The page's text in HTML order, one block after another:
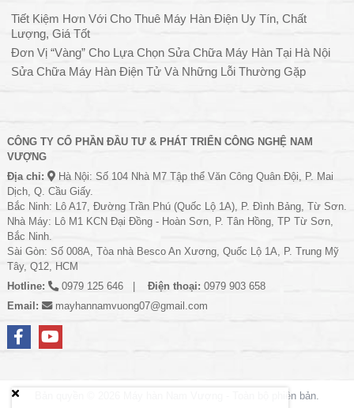
Tiết Kiệm Hơn Với Cho Thuê Máy Hàn Điện Uy Tín, Chất
Lượng, Giá Tốt
Đơn Vị “Vàng” Cho Lựa Chọn Sửa Chữa Máy Hàn Tại Hà Nội
Sửa Chữa Máy Hàn Điện Tử Và Những Lỗi Thường Gặp
CÔNG TY CỔ PHẦN ĐẦU TƯ & PHÁT TRIỂN CÔNG NGHỆ NAM
VƯỢNG
Địa chỉ:
Hà Nội: Số 104 Nhà M7 Tập thể Văn Công Quân Đội, P. Mai
Dịch, Q. Cầu Giấy.
Bắc Ninh: Lô A17, Đường Trần Phú (Quốc Lộ 1A), P. Đình Bảng, Từ Sơn.
Nhà Máy: Lô M1 KCN Đại Đồng - Hoàn Sơn, P. Tân Hồng, TP Từ Sơn,
Bắc Ninh.
Sài Gòn: Số 008A, Tòa nhà Besco An Xương, Quốc Lộ 1A, P. Trung Mỹ
Tây, Q12, HCM
Hotline:
0979 125 646 Điện thoại: 0979 903 658
Email:
mayhannamvuong07@gmail.com
- Toàn bộ phiên bản.